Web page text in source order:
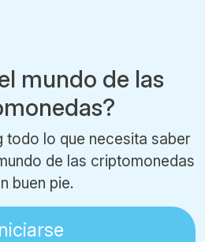
mundo de las
todo lo que necesita saber
de las criptomonedas
buen pie.